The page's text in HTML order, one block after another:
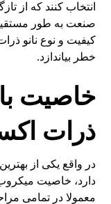
انتخاب کنند که از
صنعت به طور مستقیم
کیفیت و نوع نانو
خطر بیاندازد.
خاصیت
ذرات
در واقع یکی از
دارد، خاصیت
معمولا در تمامی